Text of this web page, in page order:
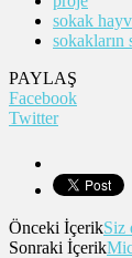
sokak
sokakların
PAYLAŞ
Facebook
Twitter
Önceki İçerikSiz
Sonraki İçerik